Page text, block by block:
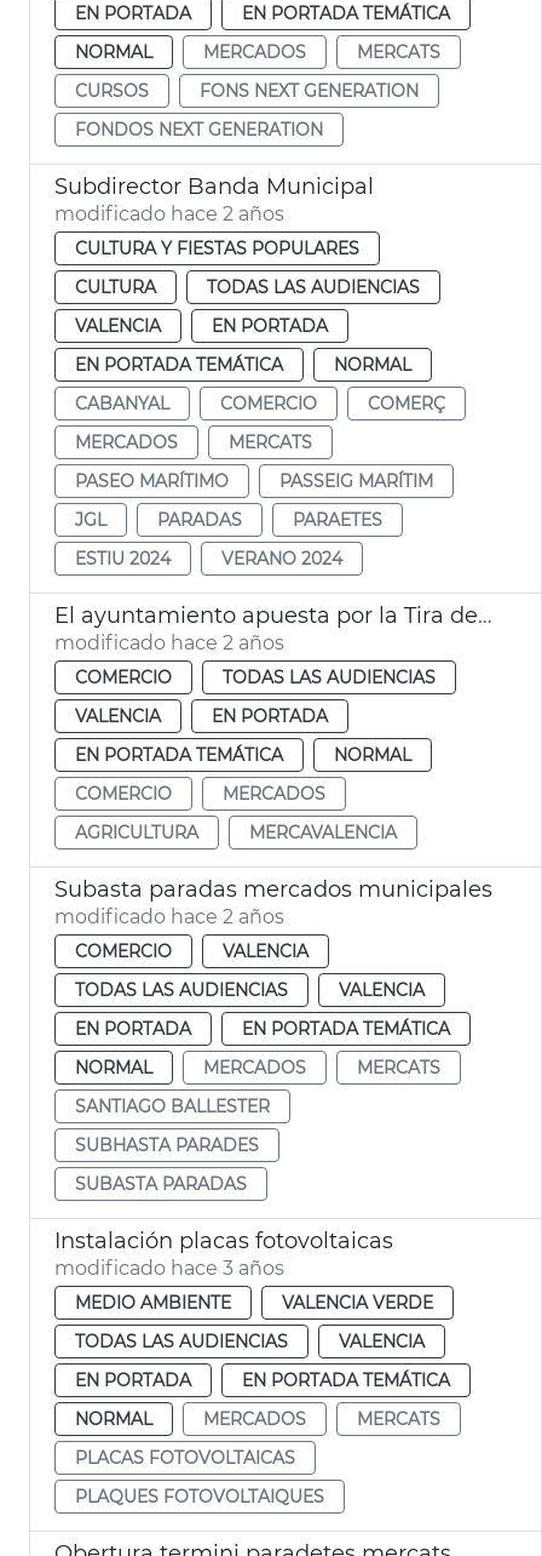
EN PORTADA
EN PORTADA TEMÁTICA
NORMAL
MERCADOS
MERCATS
CURSOS
FONS NEXT GENERATION
FONDOS NEXT GENERATION
Subdirector Banda Municipal
modificado hace 2 años
CULTURA Y FIESTAS POPULARES
CULTURA
TODAS LAS AUDIENCIAS
VALENCIA
EN PORTADA
EN PORTADA TEMÁTICA
NORMAL
CABANYAL
COMERCIO
COMERÇ
MERCADOS
MERCATS
PASEO MARÍTIMO
PASSEIG MARÍTIM
JGL
PARADAS
PARAETES
ESTIU 2024
VERANO 2024
El ayuntamiento apuesta por la Tira de Comptar de Mercavalència
modificado hace 2 años
COMERCIO
TODAS LAS AUDIENCIAS
VALENCIA
EN PORTADA
EN PORTADA TEMÁTICA
NORMAL
COMERCIO
MERCADOS
AGRICULTURA
MERCAVALENCIA
Subasta paradas mercados municipales
modificado hace 2 años
COMERCIO
VALENCIA
TODAS LAS AUDIENCIAS
VALENCIA
EN PORTADA
EN PORTADA TEMÁTICA
NORMAL
MERCADOS
MERCATS
SANTIAGO BALLESTER
SUBHASTA PARADES
SUBASTA PARADAS
Instalación placas fotovoltaicas
modificado hace 3 años
MEDIO AMBIENTE
VALENCIA VERDE
TODAS LAS AUDIENCIAS
VALENCIA
EN PORTADA
EN PORTADA TEMÁTICA
NORMAL
MERCADOS
MERCATS
PLACAS FOTOVOLTAICAS
PLAQUES FOTOVOLTAIQUES